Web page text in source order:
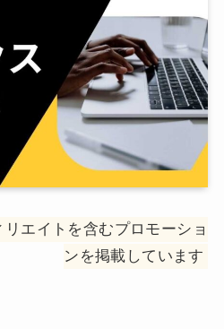
エイトを含むプロモーショ
ンを掲載しています